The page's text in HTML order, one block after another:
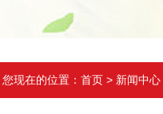
您现在的位置： 首页 > 新闻中心